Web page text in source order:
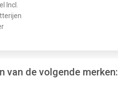
Incl.
van de volgende merken: